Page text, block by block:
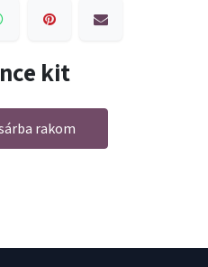
kit
rakom